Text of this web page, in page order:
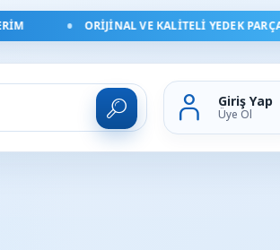
ORIJINAL VE KALITELI YEDEK PARÇA
Giriş Yap
Üye Ol